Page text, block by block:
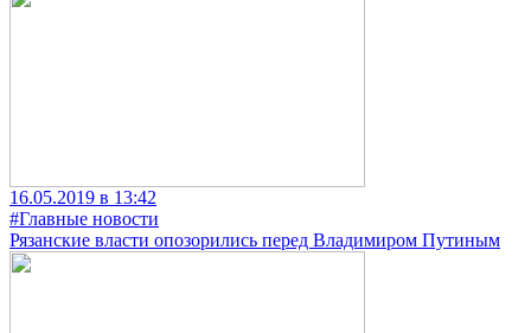
16.05.2019 в 13:42
#Главные новости
Рязанские власти опозорились перед Владимиром Путиным